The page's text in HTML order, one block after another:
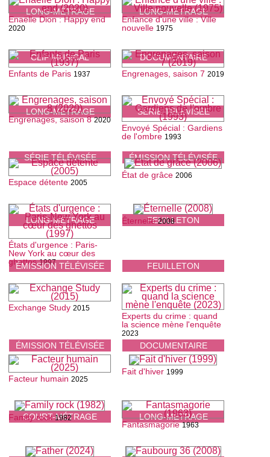
LONG-MÉTRAGE LONG-MÉTRAGE
CLIP MUSICAL
Enaëlle Dion : Happy end
2020
DOCUMENTAIRE
Enfance d'une ville : Ville
nouvelle 1975
LONG-MÉTRAGE
Enfants de Paris 1937
SÉRIE TÉLÉVISÉE
Engrenages, saison 7 2019
SÉRIE TÉLÉVISÉE
Engrenages, saison 8 2020
ÉMISSION TÉLÉVISÉE
Envoyé Spécial : Gardiens
de l'ombre 1993
LONG-MÉTRAGE
Espace détente 2005
FEUILLETON
État de grâce 2006
ÉMISSION TÉLÉVISÉE
États d'urgence : Paris-
New York au cœur des
ghettos 1997 FEUILLETON
Éternelle 2008
ÉMISSION TÉLÉVISÉE
Exchange Study 2015
DOCUMENTAIRE
Experts du crime : quand
la science mène l'enquête
2023
COURT-MÉTRAGE
Facteur humain 2025
LONG-MÉTRAGE
Fait d'hiver 1999
Family rock 1982
Fantasmagorie 1963